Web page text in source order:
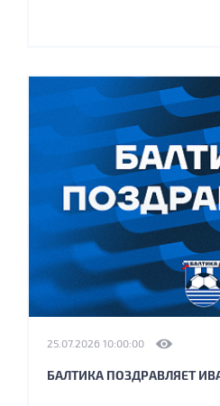
25.07.2026 10:00:00
БАЛТИКА ПОЗДРАВЛЯЕТ